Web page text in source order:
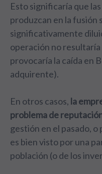
Esto significaría que
produzcan en la fusión
significativamente
operación no
provocaría la caída en
adquirente).
En otros casos, la
problema de
gestión en el pasado,
es bien visto por una
población (o de los